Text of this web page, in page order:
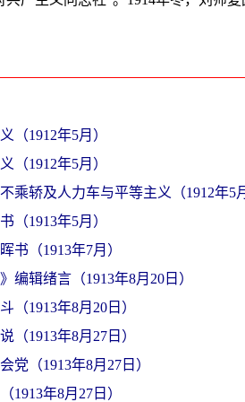
（1912年5月）
（1912年5月）
乘轿及人力车与平等主义（1912年5
（1913年5月）
书（1913年7月）
编辑绪言（1913年8月20日）
（1913年8月20日）
（1913年8月27日）
党（1913年8月27日）
1913年8月27日）